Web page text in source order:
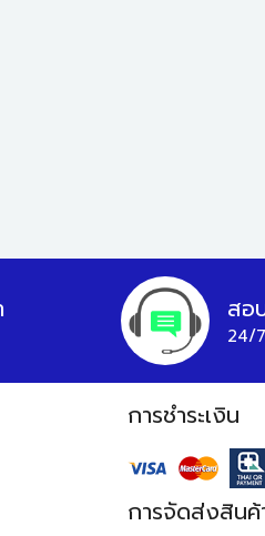
สอ
24/7
การชำระเงิน
การจัดส่งสินค้